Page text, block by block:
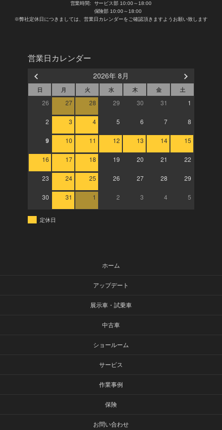
営業時間:
サービス部 10:00～18:00
保険部 10:00～18:00
※弊社定休日につきましては、営業日カレンダーをご確認頂きますようお願い致します
営業日カレンダー
2026年 8月
日 月 火 水 木 金 土
26 27 28 29 30 31 1
2 3 4 5 6 7 8
9 10 11 12 13 14 15
16 17 18 19 20 21 22
23 24 25 26 27 28 29
30 31 1 2 3 4 5
定休日
ホーム
アップデート
展示車・試乗車
中古車
ショールーム
サービス
作業事例
保険
お問い合わせ